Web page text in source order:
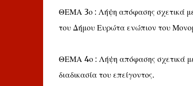
ΘΕΜΑ 3ο : Λήψη απόφασης σχετικά με
του Δήμου Ευρώτα ενώπιον του
ΘΕΜΑ 4ο : Λήψη απόφασης σχετικά
διαδικασία του επείγοντος.